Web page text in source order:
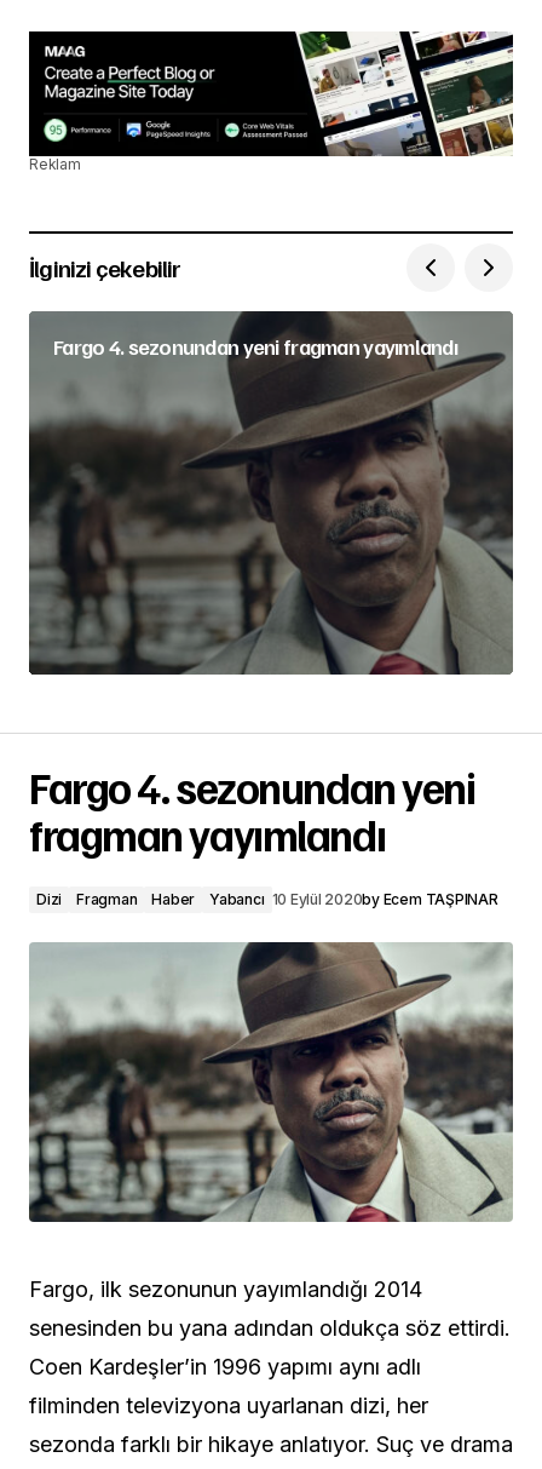
Reklam
İlginizi çekebilir
Fargo 4. sezonundan yeni fragman yayımlandı
Fargo 4. sezonundan yeni
fragman yayımlandı
Dizi Fragman Haber Yabancı 10 Eylül 2020by Ecem TAŞPINAR
Fargo, ilk sezonunun yayımlandığı 2014
senesinden bu yana adından oldukça söz ettirdi.
Coen Kardeşler’in 1996 yapımı aynı adlı
filminden televizyona uyarlanan dizi, her
sezonda farklı bir hikaye anlatıyor. Suç ve drama